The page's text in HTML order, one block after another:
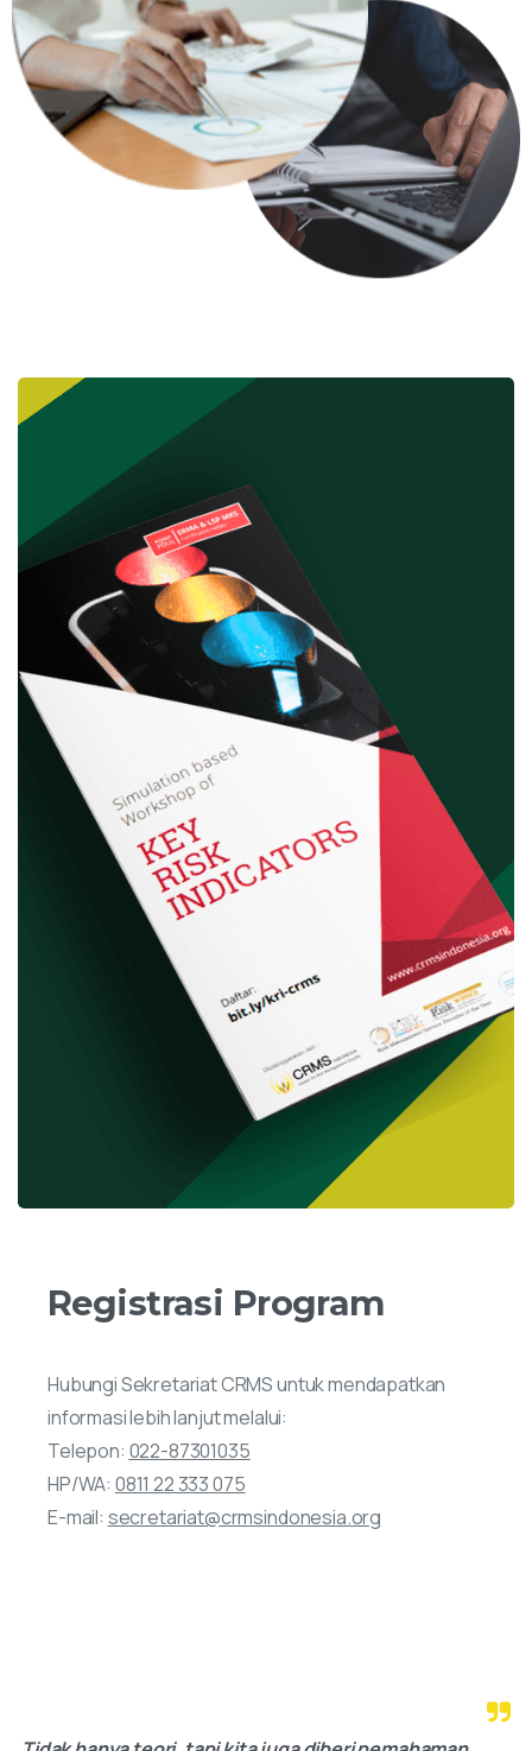
Registrasi Program
Hubungi Sekretariat CRMS untuk mendapatkan
informasi lebih lanjut melalui:
Telepon: 022-87301035
HP/WA: 0811 22 333 075
E-mail: secretariat@crmsindonesia.org